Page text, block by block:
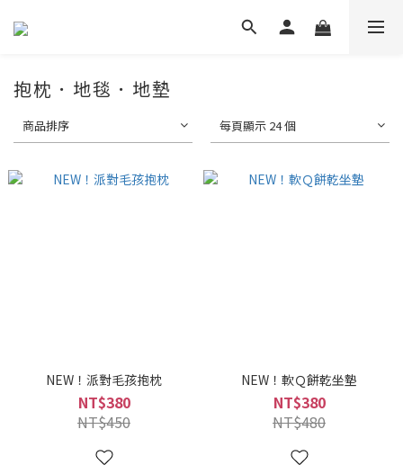
抱枕．地毯．地墊
商品排序 每頁顯示 24 個
NEW！派對毛孩抱枕
NT$380
NT$450
NEW！軟Ｑ餅乾坐墊
NT$380
NT$480